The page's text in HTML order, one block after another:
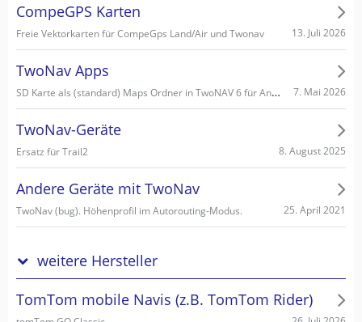
CompeGPS Karten
Freie Vektorkarten für CompeGps Land/Air und Twonav 13. Juli 2026
TwoNav Apps
SD Karte als (standard) Maps Ordner in TwoNAV 6 für Android einstellen/wählen 7. Mai 2026
TwoNav-Geräte
Ersatz für Trail2 8. August 2025
Andere Geräte mit TwoNav
TwoNav (bug). Höhenprofil im Autorouting-Modus. 25. April 2021
weitere Hersteller
TomTom mobile Navis (z.B. TomTom Rider)